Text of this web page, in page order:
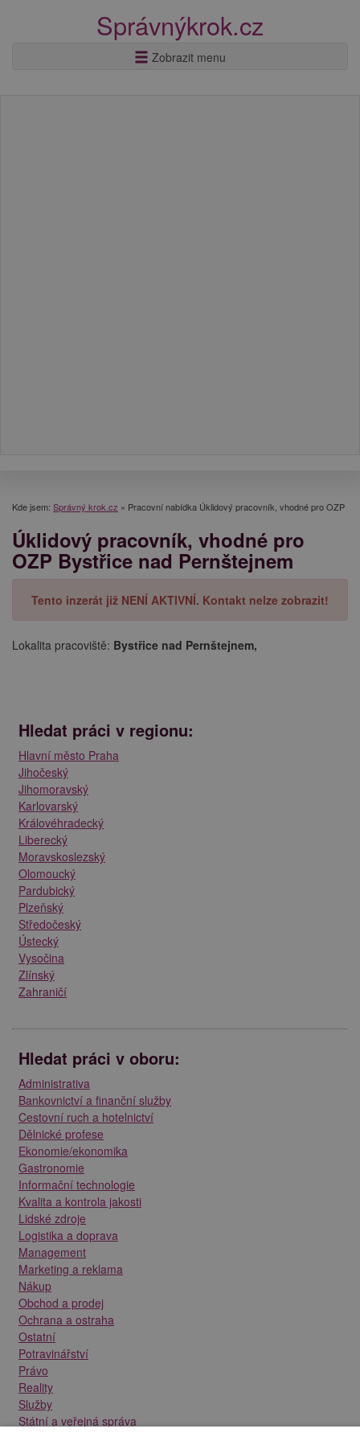
Správnýkrok.cz
Zobrazit menu
Kde jsem: Správný krok.cz » Pracovní nabídka Úklidový pracovník, vhodné pro OZP
Úklidový pracovník, vhodné pro
OZP Bystřice nad Pernštejnem
Tento inzerát již NENÍ AKTIVNÍ. Kontakt nelze zobrazit!
Lokalita pracoviště: Bystřice nad Pernštejnem,
Hledat práci v regionu:
Hlavní město Praha
Jihočeský
Jihomoravský
Karlovarský
Královéhradecký
Liberecký
Moravskoslezský
Olomoucký
Pardubický
Plzeňský
Středočeský
Ústecký
Vysočina
Zlínský
Zahraničí
Hledat práci v oboru:
Administrativa
Bankovnictví a finanční služby
Cestovní ruch a hotelnictví
Dělnické profese
Ekonomie/ekonomika
Gastronomie
Informační technologie
Kvalita a kontrola jakosti
Lidské zdroje
Logistika a doprava
Management
Marketing a reklama
Nákup
Obchod a prodej
Ochrana a ostraha
Ostatní
Potravinářství
Právo
Reality
Služby
Státní a veřejná správa